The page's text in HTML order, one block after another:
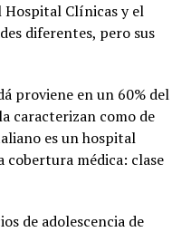
Hospital Clínicas y el
diferentes, pero sus
proviene en un 60% del
caracterizan como de
es un hospital
médica: clase
de adolescencia de